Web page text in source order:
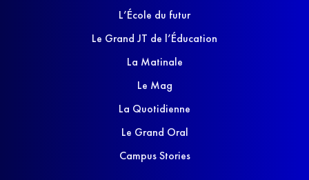
L’École du futur
Le Grand JT de l’Éducation
La Matinale
Le Mag
La Quotidienne
Le Grand Oral
Campus Stories